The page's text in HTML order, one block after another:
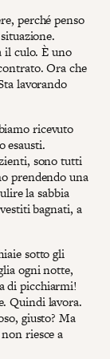
perché penso
il culo. È uno
Ora che
lavorando
ricevuto
esausti.
sono tutti
prendendo una
la sabbia
bagnati, a
sotto gli
ogni notte,
di picchiarmi!
Quindi lavora.
giusto? Ma
riesce a